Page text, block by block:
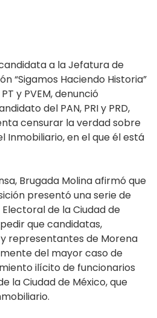
a la Jefatura de
“Sigamos Haciendo Historia”
y PVEM, denunció
del PAN, PRI y PRD,
censurar la verdad sobre
Inmobiliario, en el que él está
Brugada Molina afirmó que
presentó una serie de
de la Ciudad de
que candidatas,
representantes de Morena
del mayor caso de
ilícito de funcionarios
la Ciudad de México, que